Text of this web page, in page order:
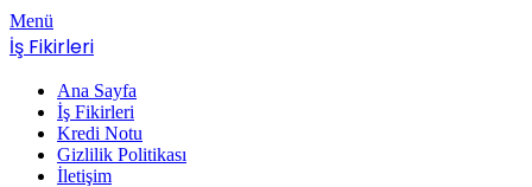
Menü
İş Fikirleri
Ana Sayfa
İş Fikirleri
Kredi Notu
Gizlilik Politikası
İletişim